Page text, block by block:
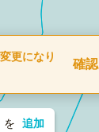
更になり
確認
を 追加